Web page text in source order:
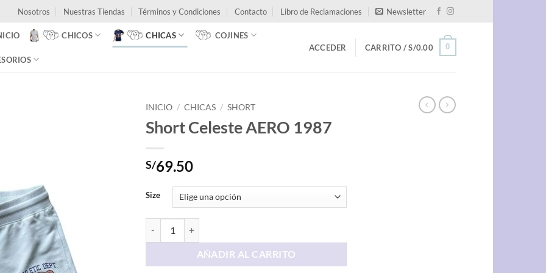
Nosotros Nuestras Tiendas Términos y Condiciones Contacto Libro de Reclamaciones Newsletter
CHICOS CHICAS COJINES
ACCEDER CARRITO /S/0.00 0
INICIO / CHICAS / SHORT
Short Celeste AERO 1987
S/69.50
Size
AÑADIR AL CARRITO